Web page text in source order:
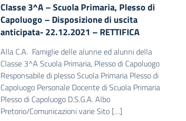
Classe 3^A – Scuola Primaria, Plesso di
Capoluogo – Disposizione di uscita
anticipata- 22.12.2021 – RETTIFICA
Alla C.A. Famiglie delle alunne ed alunni della
Classe 3^A Scuola Primaria, Plesso di Capoluogo
Responsabile di plesso Scuola Primaria Plesso di
Capoluogo Personale Docente di Scuola Primaria
Plesso di Capoluogo D.S.G.A. Albo
Pretorio/Comunicazioni varie Sito […]